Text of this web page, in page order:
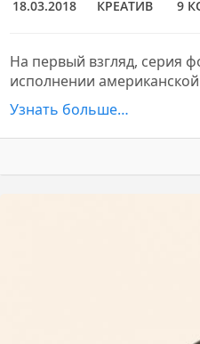
18.03.2018 КРЕАТИВ 9
На первый взгляд, серия
исполнении
Узнать больше…